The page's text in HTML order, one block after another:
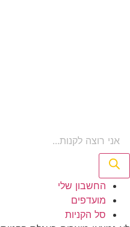
search
החשבון שלי‬
‫מועדפים‬‬
סל הקניות